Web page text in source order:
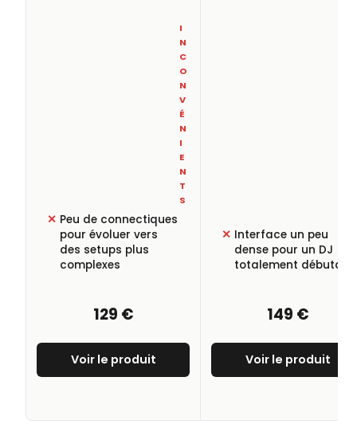
I
N
C
O
N
V
É
N
I
E
N
T
S
Peu de connectiques
pour évoluer vers
des setups plus
complexes
129 €
Voir le produit
Interface un peu
dense pour un DJ
totalement débutant
149 €
Voir le produit